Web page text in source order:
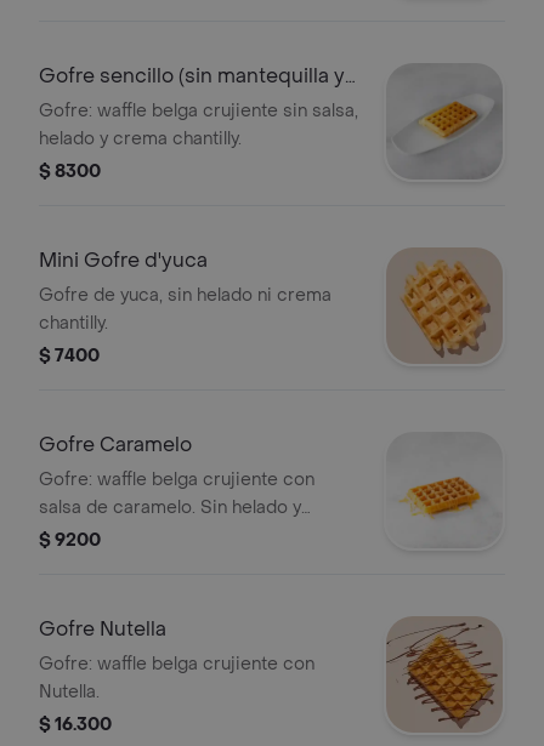
Gofre sencillo (sin mantequilla y
syrup)
Gofre: waffle belga crujiente sin salsa,
helado y crema chantilly.
$ 8300
Mini Gofre d'yuca
Gofre de yuca, sin helado ni crema
chantilly.
$ 7400
Gofre Caramelo
Gofre: waffle belga crujiente con
salsa de caramelo. Sin helado y
crema chantilly.
$ 9200
Gofre Nutella
Gofre: waffle belga crujiente con
Nutella.
$ 16.300